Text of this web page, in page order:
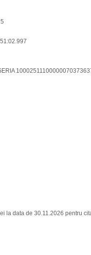
la data de 30.11.2026 pentru